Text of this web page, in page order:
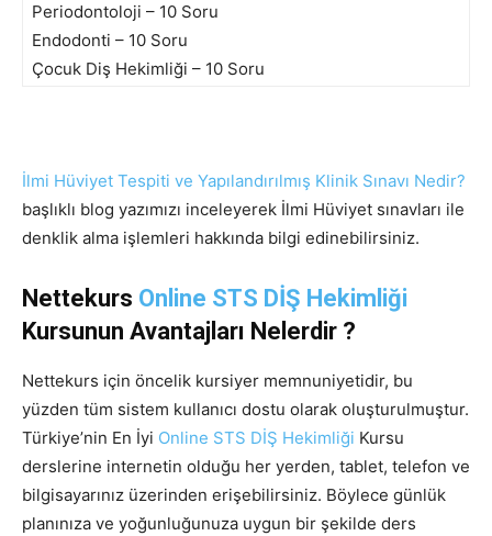
Periodontoloji – 10 Soru
Endodonti – 10 Soru
Çocuk Diş Hekimliği – 10 Soru
İlmi Hüviyet Tespiti ve Yapılandırılmış Klinik Sınavı Nedir?
başlıklı blog yazımızı inceleyerek İlmi Hüviyet sınavları ile
denklik alma işlemleri hakkında bilgi edinebilirsiniz.
Nettekurs Online STS DİŞ Hekimliği
Kursunun Avantajları Nelerdir ?
Nettekurs için öncelik kursiyer memnuniyetidir, bu
yüzden tüm sistem kullanıcı dostu olarak oluşturulmuştur.
Türkiye’nin En İyi Online STS DİŞ Hekimliği Kursu
derslerine internetin olduğu her yerden, tablet, telefon ve
bilgisayarınız üzerinden erişebilirsiniz. Böylece günlük
planınıza ve yoğunluğunuza uygun bir şekilde ders